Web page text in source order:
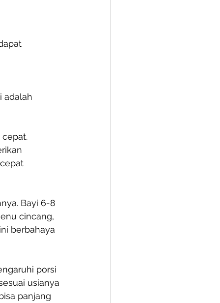
adalah
Bayi 6-8
cincang,
berbahaya
porsi
usianya
panjang